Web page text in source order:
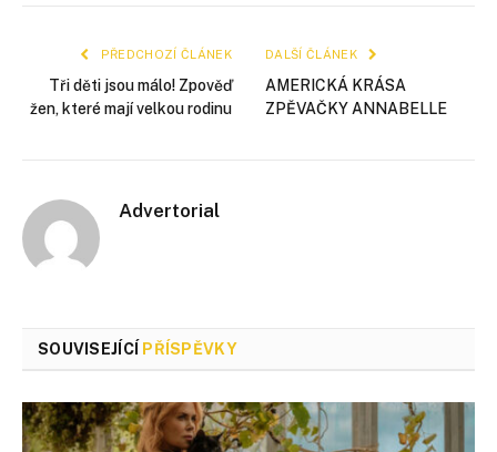
PŘEDCHOZÍ ČLÁNEK
Tři děti jsou málo! Zpověď
žen, které mají velkou rodinu
DALŠÍ ČLÁNEK
AMERICKÁ KRÁSA
ZPĚVAČKY ANNABELLE
Advertorial
SOUVISEJÍCÍ PŘÍSPĚVKY